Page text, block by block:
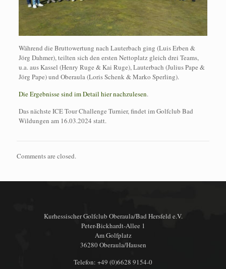
Während die Bruttowertung nach Lauterbach ging (Luis Erben &
Jörg Dahmer), teilten sich den ersten Nettoplatz gleich drei Teams,
u.a. aus Kassel (Henry Ruge & Kai Ruge), Lauterbach (Julius Pape &
Jörg Pape) und Oberaula (Loris Schenk & Marko Sperling).
Die Ergebnisse sind im Detail hier nachzulesen.
Das nächste ICE Tour Challenge Turnier, findet im Golfclub Bad
Wildungen am 16.03.2024 statt.
Comments are closed.
Kurhessischer Golfclub Oberaula/Bad Hersfeld e.V.
Peter-Bickhardt-Allee 1
Am Golfplatz
36280 Oberaula/Hausen
Telefon: +49 (0)6628 9154-0